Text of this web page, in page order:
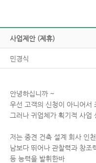
사업제안(제휴)
민경식
안녕하십니까~
우선고객의신청이아니어서
그러나귀업체가획기적사
저는중견건축설계회사인
남보다뛰어나관찰력과창
등능력을발휘한바